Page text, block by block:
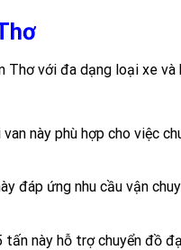
Thơ với đa dạng loại xe và
này phù hợp cho việc
đáp ứng nhu cầu vận
này hỗ trợ chuyển đồ